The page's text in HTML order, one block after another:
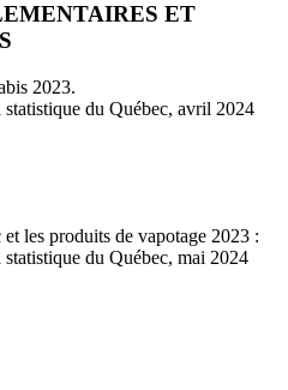
ET
2023.
du Québec, avril 2024
les produits de vapotage 2023 :
du Québec, mai 2024